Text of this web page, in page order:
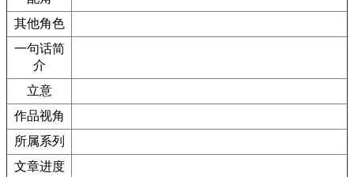
其他角色
一句话简
介
立意
作品视角
所属系列
文章进度